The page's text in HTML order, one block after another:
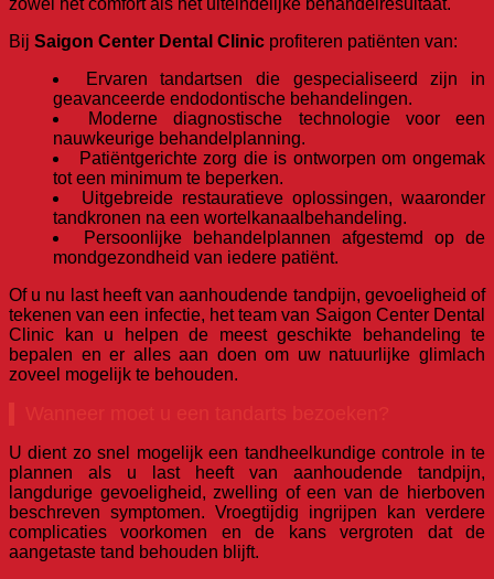
zowel het comfort als het uiteindelijke behandelresultaat.
Bij Saigon Center Dental Clinic profiteren patiënten van:
Ervaren tandartsen die gespecialiseerd zijn in
geavanceerde endodontische behandelingen.
Moderne diagnostische technologie voor een
nauwkeurige behandelplanning.
Patiëntgerichte zorg die is ontworpen om ongemak
tot een minimum te beperken.
Uitgebreide restauratieve oplossingen, waaronder
tandkronen na een wortelkanaalbehandeling.
Persoonlijke behandelplannen afgestemd op de
mondgezondheid van iedere patiënt.
Of u nu last heeft van aanhoudende tandpijn, gevoeligheid of
tekenen van een infectie, het team van Saigon Center Dental
Clinic kan u helpen de meest geschikte behandeling te
bepalen en er alles aan doen om uw natuurlijke glimlach
zoveel mogelijk te behouden.
U dient zo snel mogelijk een tandheelkundige controle in te
plannen als u last heeft van aanhoudende tandpijn,
langdurige gevoeligheid, zwelling of een van de hierboven
beschreven symptomen. Vroegtijdig ingrijpen kan verdere
complicaties voorkomen en de kans vergroten dat de
aangetaste tand behouden blijft.